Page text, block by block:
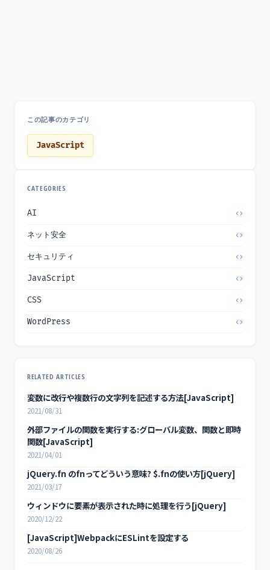
この記事のカテゴリ
JavaScript
CATEGORIES
AI
ネット安全
セキュリティ
JavaScript
CSS
WordPress
RELATED ARTICLES
変数に改行や複数行の文字列を記述する方法[JavaScript]
2021/08/31
外部ファイルの関数を実行する:グローバル変数、関数と即時
関数[JavaScript]
2021/04/01
jQuery.fn のfnってどういう意味? $.fnの使い方[jQuery]
2021/03/17
ウィンドウに要素が表示された時に処理を行う[jQuery]
2020/12/22
[JavaScript]WebpackにESLintを設定する
2020/08/26